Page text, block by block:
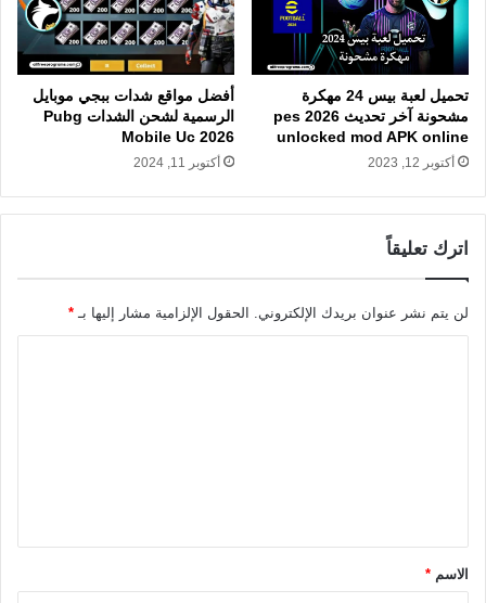
تحميل لعبة بيس 24 مهكرة
مشحونة آخر تحديث pes 2026
unlocked mod APK online
أكتوبر 12, 2023
أفضل مواقع شدات ببجي موبايل
الرسمية لشحن الشدات Pubg
Mobile Uc 2026
أكتوبر 11, 2024
اترك تعليقاً
لن يتم نشر عنوان بريدك الإلكتروني. الحقول الإلزامية مشار إليها بـ *
ق
*الاسم *